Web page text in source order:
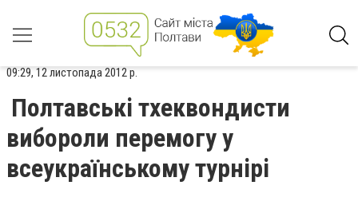
09:29, 12 листопада 2012 р.
Полтавські тхеквондисти
вибороли перемогу у
всеукраїнському турнірі